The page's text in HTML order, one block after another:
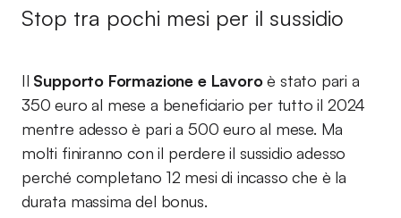
Stop tra pochi mesi per il sussidio
Il Supporto Formazione e Lavoroè stato pari a
350 euro al mese a beneficiario per tutto il 2024
mentre adesso è pari a 500 euro al mese. Ma
molti finiranno con il perdere il sussidio adesso
perché completano 12 mesi di incasso che è la
durata massima del bonus.